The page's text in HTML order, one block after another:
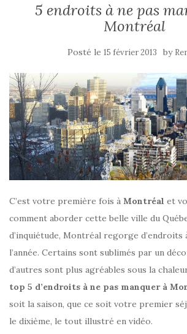
5 endroits à ne pas
Montréal
Posté le 15 février 2013 by
C’est votre première fois à Montréal et
comment aborder cette belle ville du
d’inquiétude, Montréal regorge
l’année. Certains sont sublimés par un
d’autres sont plus agréables sous la
top 5 d’endroits à ne pas manquer à
soit la saison, que ce soit votre premier
le dixième, le tout illustré en vidéo.